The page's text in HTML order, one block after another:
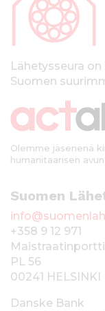
kLähetysseura
Suomen
Olemme jäsenenä
humanitaarisen
Suomen
+358 9 12 971
Maistraatinportti
PL 56
00241 HELSINKI
Danske Bank